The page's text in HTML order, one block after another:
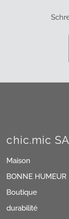
chic.mic
Maison
BONNE HUMEUR
Boutique
durabilité